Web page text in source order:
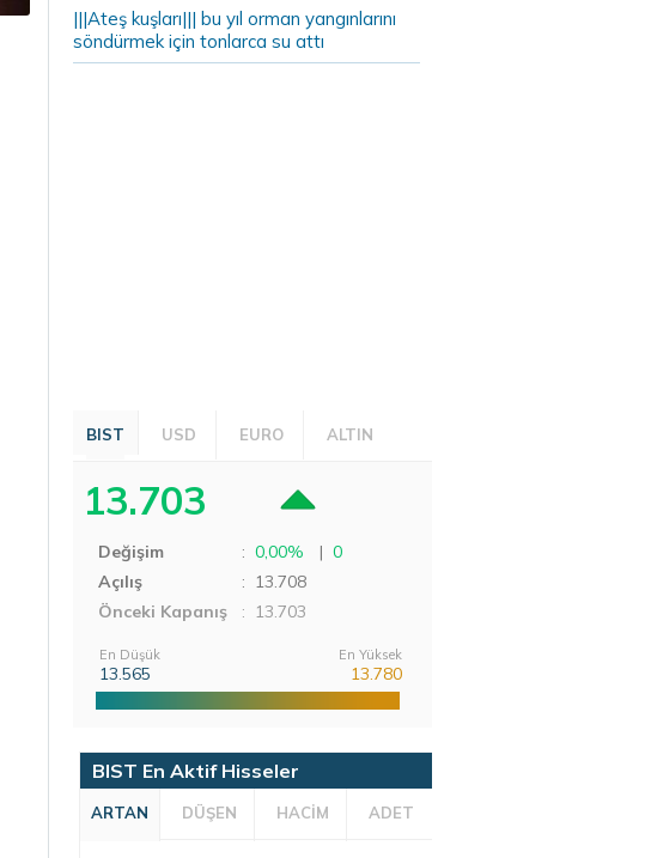
|||Ateş kuşları||| bu yıl orman yangınlarını
söndürmek için tonlarca su attı
BIST USD EURO ALTIN
13.703
Değişim : 0,00% | 0
Açılış
: 13.708
Önceki Kapanış
: 13.703
En Düşük
13.565
En Yüksek
13.780
BIST En Aktif Hisseler
ARTAN DÜŞEN HACİM ADET